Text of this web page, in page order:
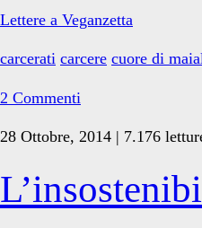
Maiale:
la
Qual
il
carnefice?
Lettere a Veganzetta
carcerati carcere cuore di
2 Commenti
28 Ottobre, 2014 | 7.176